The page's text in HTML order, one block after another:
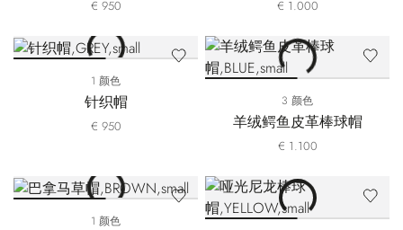
€ 950 € 1.000
1 颜色
针织帽
€ 950
3 颜色
羊绒鳄鱼皮革棒球帽
€ 1.100
1 颜色